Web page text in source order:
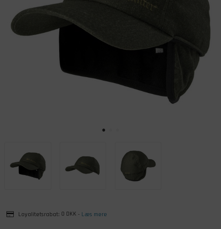
Loyalitetsrabat: 0 DKK - Læs mere